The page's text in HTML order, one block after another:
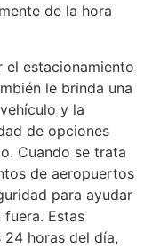
de la hora
el estacionamiento
le brinda una
y la
de opciones
Cuando se trata
de aeropuertos
para ayudar
Estas
horas del día,